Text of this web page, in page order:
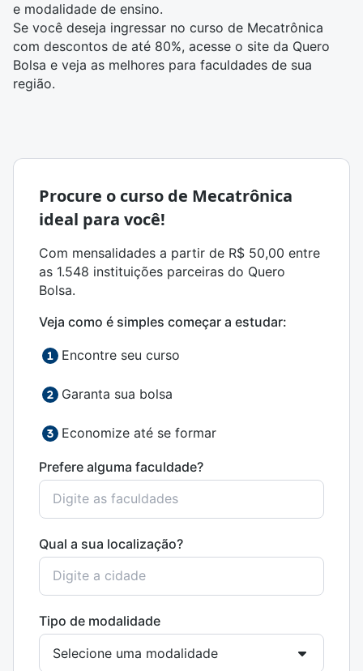
e modalidade de ensino.
Se você deseja ingressar no curso de Mecatrônica
com descontos de até 80%, acesse o site da Quero
Bolsa e veja as melhores para faculdades de sua
região.
Procure o curso de Mecatrônica
ideal para você!
Com mensalidades a partir de R$ 50,00 entre
as 1.548 instituições parceiras do Quero
Bolsa.
Veja como é simples começar a estudar:
Encontre seu curso
Garanta sua bolsa
Economize até se formar
Prefere alguma faculdade?
Qual a sua localização?
Tipo de modalidade